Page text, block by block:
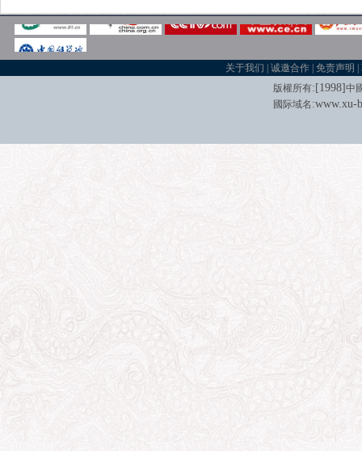
关于我们 |诚邀合作 |免责声明 |
版權所有:[1998]中
國际域名 :www.xu-